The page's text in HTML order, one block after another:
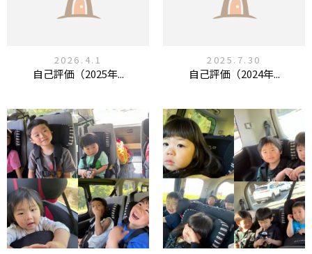
2026.4.1
自己評価（2025年...
2025.7.30
自己評価（2024年...